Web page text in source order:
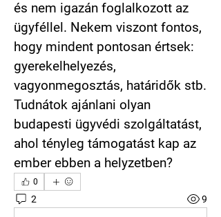
és nem igazán foglalkozott az
ügyféllel. Nekem viszont fontos,
hogy mindent pontosan értsek:
gyerekelhelyezés,
vagyonmegosztás, határidők stb.
Tudnátok ajánlani olyan
budapesti ügyvédi szolgáltatást,
ahol tényleg támogatást kap az
ember ebben a helyzetben?
0
2 9